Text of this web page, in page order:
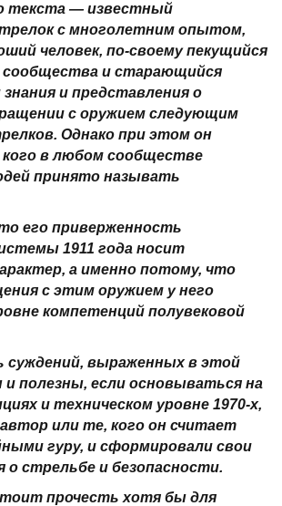
текста — известный
с многолетним опытом,
человек, по-своему пекущийся
сообщества и старающийся
и представления о
с оружием следующим
Однако при этом он
в любом сообществе
принято называть
его приверженность
1911 года носит
а именно потому, что
с этим оружием у него
компетенций полувековой
суждений, выраженных в этой
полезны, если основываться на
и техническом уровне 1970-х,
или те, кого он считает
гуру, и сформировали свои
о стрельбе и безопасности.
прочесть хотя бы для